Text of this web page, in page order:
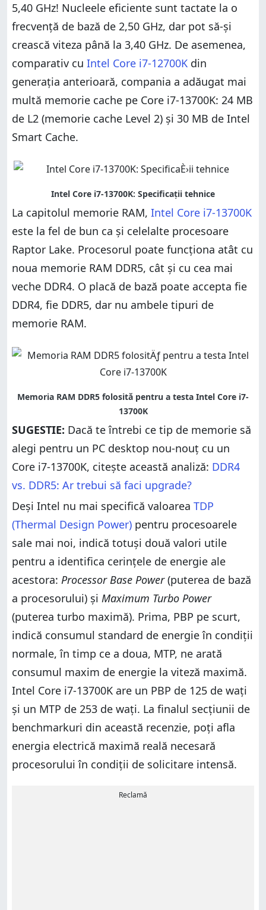
5,40 GHz! Nucleele eficiente sunt tactate la o
frecvență de bază de 2,50 GHz, dar pot să-și
crească viteza până la 3,40 GHz. De asemenea,
comparativ cu Intel Core i7-12700K din
generația anterioară, compania a adăugat mai
multă memorie cache pe Core i7-13700K: 24 MB
de L2 (memorie cache Level 2) și 30 MB de Intel
Smart Cache.
La capitolul memorie RAM, Intel Core i7-13700K
este la fel de bun ca și celelalte procesoare
Raptor Lake. Procesorul poate funcționa atât cu
noua memorie RAM DDR5, cât și cu cea mai
veche DDR4. O placă de bază poate accepta fie
DDR4, fie DDR5, dar nu ambele tipuri de
memorie RAM.
SUGESTIE: Dacă te întrebi ce tip de memorie să
alegi pentru un PC desktop nou-nouț cu un
Core i7-13700K, citește această analiză: DDR4
vs. DDR5: Ar trebui să faci upgrade?
Deși Intel nu mai specifică valoarea TDP
(Thermal Design Power) pentru procesoarele
sale mai noi, indică totuși două valori utile
pentru a identifica cerințele de energie ale
acestora: Processor Base Power(puterea de bază
a procesorului) și Maximum Turbo Power
(puterea turbo maximă). Prima, PBP pe scurt,
indică consumul standard de energie în condiții
normale, în timp ce a doua, MTP, ne arată
consumul maxim de energie la viteză maximă.
Intel Core i7-13700K are un PBP de 125 de wați
și un MTP de 253 de wați. La finalul secțiunii de
benchmarkuri din această recenzie, poți afla
energia electrică maximă reală necesară
procesorului în condiții de solicitare intensă.
Reclamă